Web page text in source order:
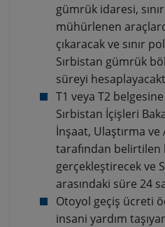
gümrük idaresi,
mühürlenen
çıkaracak ve sınır
Sırbistan gümrük
süreyi
T1 veya T2
Sırbistan İçişleri
İnşaat, Ulaştırma ve
tarafından belirtilen
gerçekleştirecek ve
arasındaki süre 24
Otoyol geçiş ücreti
insani yardım